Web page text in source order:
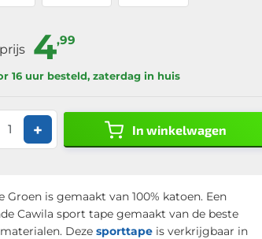
4,99
16 uurbesteld, zaterdag in huis
+ In winkelwagen
Groen is gemaakt van 100% katoen. Een
Cawila sport tape gemaakt van de beste
Deze sporttapeis verkrijgbaar in